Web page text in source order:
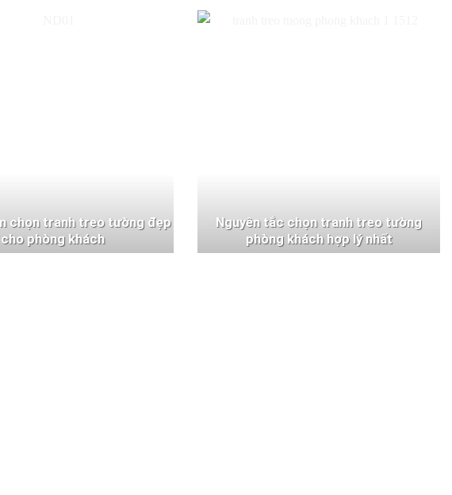
chọn tranh treo tường đẹp
cho phòng khách
Nguyên tắc chọn tranh treo tường
phòng khách hợp lý nhất